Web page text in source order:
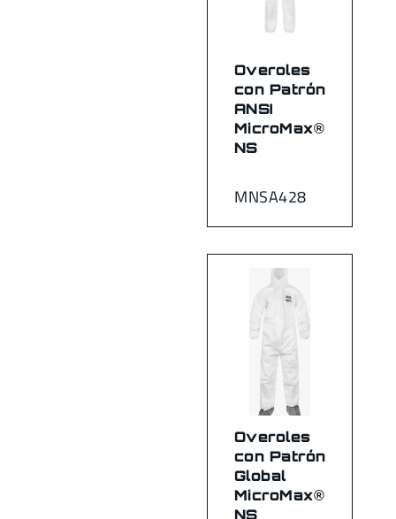
MNSA428
Overoles
con Patrón
ANSI
MicroMax®
NS
Overoles
con Patrón
Global
MicroMax®
NS